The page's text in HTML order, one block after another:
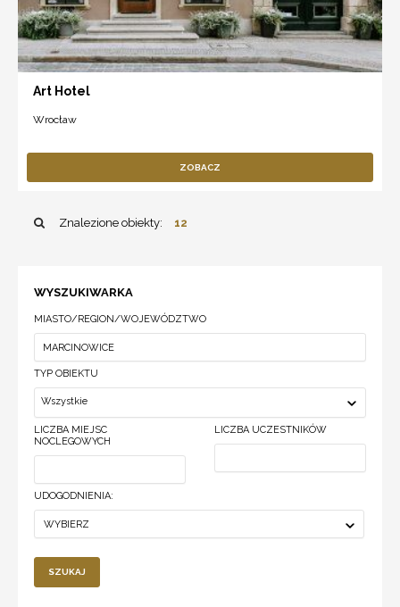
Art Hotel
Wrocław
ZOBACZ
Znalezione obiekty: 12
WYSZUKIWARKA
MIASTO/REGION/WOJEWÓDZTWO
TYP OBIEKTU
Wszystkie
LICZBA MIEJSC
NOCLEGOWYCH
LICZBA UCZESTNIKÓW
UDOGODNIENIA:
WYBIERZ
SZUKAJ